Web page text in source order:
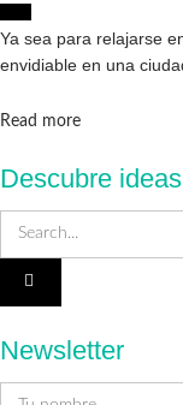
Ya sea para relajarse
envidiable en una
Read moreDetails
Descubre ideas
Newsletter